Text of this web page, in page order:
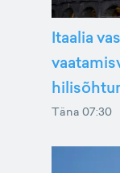
Itaalia
Täna 07:30